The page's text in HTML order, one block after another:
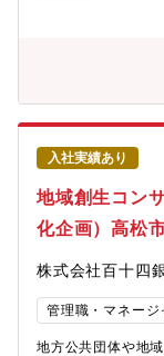
援※地域企業の再
ーーーーーーーー
業再生支援。融資
トワークを活かし
す。単なる債権管
携われます。■再生
立案、事業計画策
必要な一連のプロ
解決が可能。支援
業・財務・組織面
かせます。活かせ
PMI、事業承継、
経験を活用できま
入社実績あり
地域創生コン
化企画）高松
株式会社百十四
管理職・マネージ
地方公共団体や地